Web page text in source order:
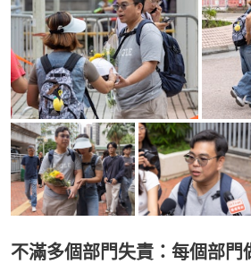
不滿多個部門失責：每個部門